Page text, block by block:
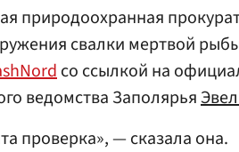
природоохранная
свалки мертвой
со ссылкой на
ведомства Заполярья
проверка», — сказала она.